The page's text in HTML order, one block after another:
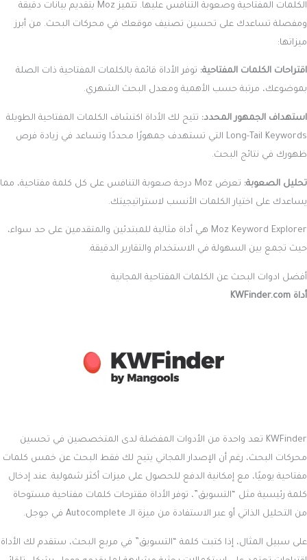
الكلمات المفتاحية وصعوبة التنافس عليها. تتميز Moz بتقديم بيانات دقيقة
ومفصلة تساعدك على تحسين تصنيف موقعك في محركات البحث. من أبرز
ميزاتها:
اقتراحات الكلمات المفتاحية: توفر الأداة قائمة بالكلمات المفتاحية ذات الصلة
بموضوعك، مرتبة حسب الأهمية ومعدل البحث الشهري.
استهداف الجمهور المحدد: تتيح لك الأداة اكتشاف الكلمات المفتاحية الطويلة
Long-Tail Keywords التي تستهدف جمهورًا محددًا وتساعد في زيادة فرص
ظهورك في نتائج البحث.
تحليل الصعوبة:
تعرض Moz درجة صعوبة التنافس على كل كلمة مفتاحية، مما
يساعدك على اختيار الكلمات الأنسب لاستراتيجيتك.
Moz Keyword Explorer هي أداة مثالية للمبتدئين والمتقدمين على حد سواء،
حيث تجمع بين السهولة في الاستخدام والتقارير الدقيقة.
أفضل ادوات البحث عن الكلمات المفتاحية المجانية
أداة KWFinder.com
KWFinder تعد واحدة من الأدوات المفضلة لدى المتخصصين في تحسين
محركات البحث، رغم أن الإصدار المجاني يتيح لك فقط البحث عن خمس كلمات
مفتاحية يوميًا، مع إمكانية الدفع للحصول على ميزات أكثر شمولية. عند إدخال
كلمة رئيسية مثل “التسويق”، توفر الأداة مقترحات كلمات مفتاحية مستوحاة
من التحليل الذاتي أو عبر الاستفادة من ميزة الـ Autocomplete في جوجل.
على سبيل المثال، إذا كتبت كلمة “التسويق” في مربع البحث، ستقدم لك الأداة